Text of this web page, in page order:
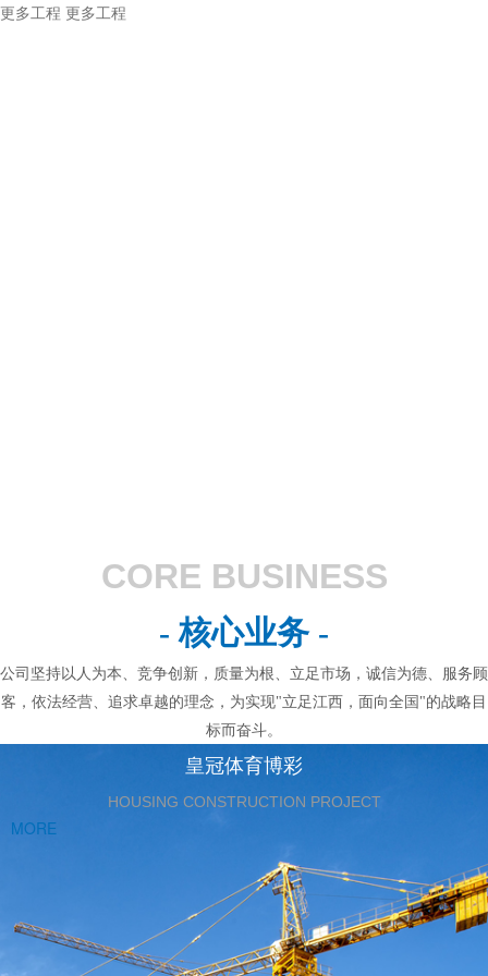
更多工程 更多工程
CORE BUSINESS
- 核心业务 -
公司坚持以人为本、竞争创新，质量为根、立足市场，诚信为德、服务顾
客，依法经营、追求卓越的理念，为实现"立足江西，面向全国"的战略目
标而奋斗。
皇冠体育博彩
HOUSING CONSTRUCTION PROJECT
MORE